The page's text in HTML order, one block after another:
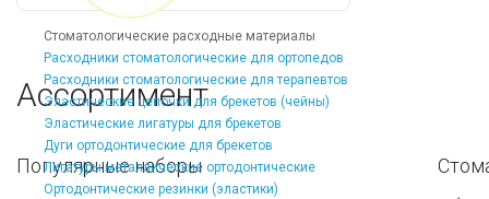
Стоматологические расходные материалы
Расходники стоматологические для ортопедов
Расходники стоматологические для терапевтов
Эластические цепочки для брекетов (чейны)
Эластические лигатуры для брекетов
Дуги ортодонтические для брекетов
Лигатуры металлические ортодонтические
Ортодонтические резинки (эластики)
Ассортимент
Популярные наборы